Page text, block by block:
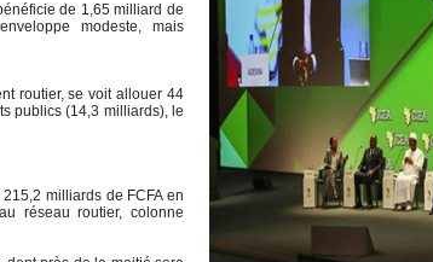
de 1,65 milliard de
modeste, mais
routier, se voit allouer 44
publics (14,3 milliards), le
milliards de FCFA en
réseau routier, colonne